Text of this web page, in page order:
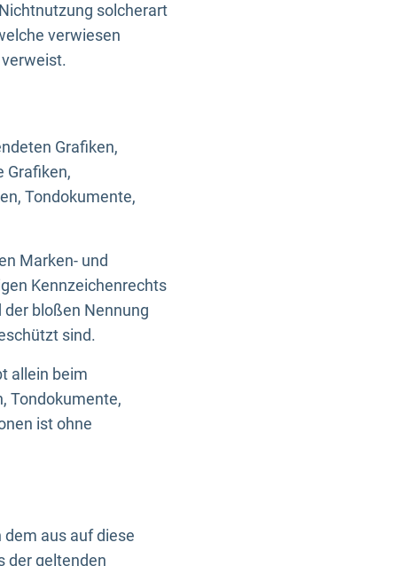
solcherart
verwiesen
Grafiken,
Grafiken,
Tondokumente,
Marken- und
Kennzeichenrechts
bloßen Nennung
sind.
allein beim
Tondokumente,
ist ohne
aus auf diese
der geltenden